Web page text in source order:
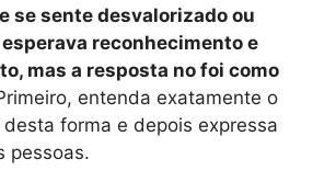
se sente desvalorizado ou
reconhecimento e
mas a resposta no foi como
entenda exatamente o
forma e depois expressa
pessoas.